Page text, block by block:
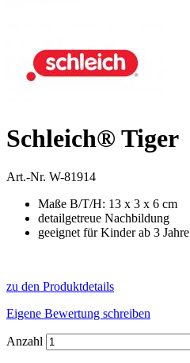
Schleich® Tiger
Art.-Nr. W-81914
Maße B/T/H: 13 x 3 x 6 cm
detailgetreue Nachbildung
geeignet für Kinder ab 3 Jahre
zu den Produktdetails
Eigene Bewertung schreiben
Anzahl